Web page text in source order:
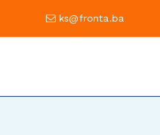
ks@fronta.ba